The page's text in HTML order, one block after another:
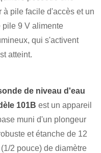
à pile facile d'accès et un
pile 9 V alimente
qui s'activent
atteint.
de niveau d'eau
101B est un appareil
muni d'un plongeur
et étanche de 12
(1/2 pouce) de diamètre